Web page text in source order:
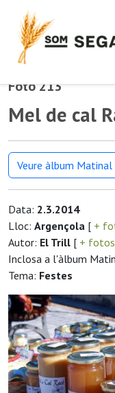
Foto 213
Mel de cal
Veure àlbum
Data: 2.3.2014
Lloc: Argençola [ +
Autor: El Trill [ +
Inclosa a l'àlbum
Tema: Festes